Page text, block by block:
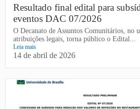
Resultado final edital para
eventos DAC 07/2026
O Decanato de Assuntos Comunitários, no
atribuições legais, torna público o Edital...
Leia mais
14 de abril de 2026